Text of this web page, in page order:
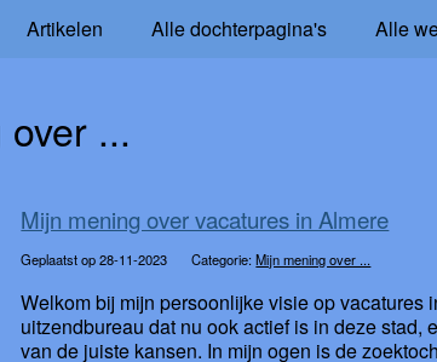
Artikelen Alle dochterpagina's Alle
...
Mijn mening over vacatures in Almere
Geplaatst op 28-11-2023 Categorie:Mijn mening over ...
Welkom bij mijn persoonlijke visie op vacatures
uitzendbureau dat nu ook actief is in deze stad,
van de juiste kansen. In mijn ogen is de